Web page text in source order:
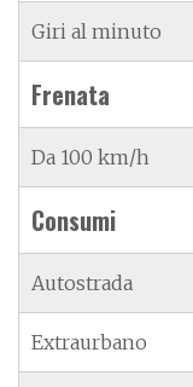
Giri al minuto
Frenata
Da 100 km/h
Consumi
Autostrada
Extraurbano